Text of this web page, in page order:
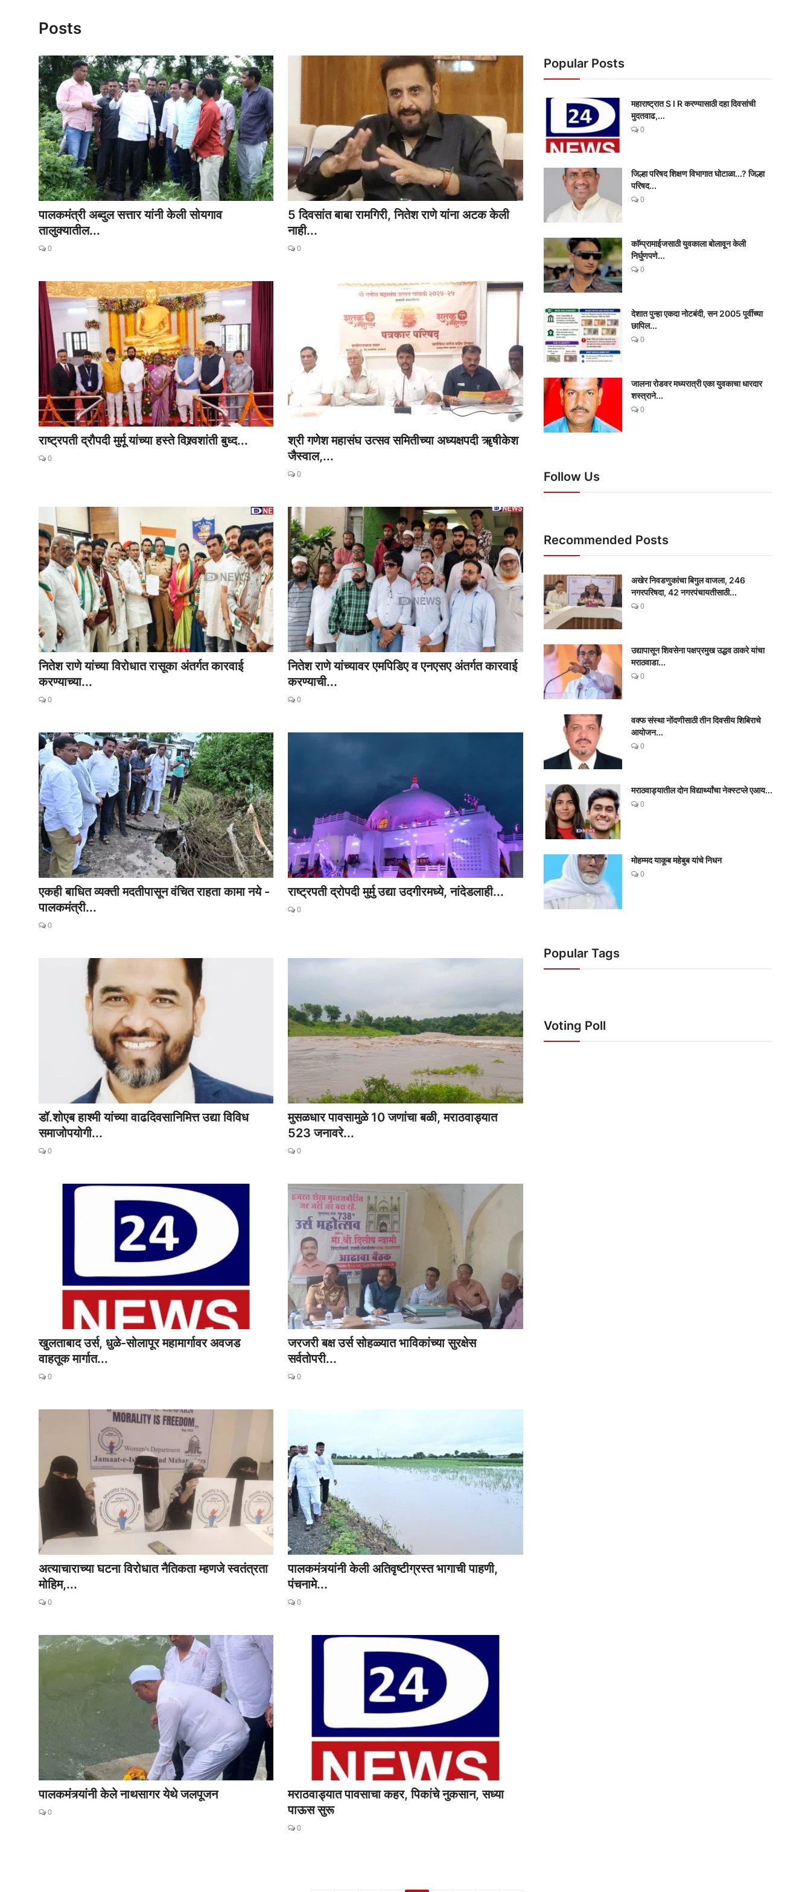
सामाजिक
Posts
पालकमंत्री अब्दुल सत्तार यांनी केली सोयगाव
तालुक्यातील...
0
5 दिवसांत बाबा रामगिरी, नितेश राणे यांना अटक केली
नाही...
0
राष्ट्रपती द्रौपदी मुर्मू यांच्या हस्ते विश्र्वशांती बुध्द...
0
श्री गणेश महासंघ उत्सव समितीच्या अध्यक्षपदी ॠषीकेश
जैस्वाल,...
0
नितेश राणे यांच्या विरोधात रासूका अंतर्गत कारवाई
करण्याच्या...
0
नितेश राणे यांच्यावर एमपिडिए व एनएसए अंतर्गत कारवाई
करण्याची...
0
एकही बाधित व्यक्ती मदतीपासून वंचित राहता कामा नये -
पालकमंत्री...
0
राष्ट्रपती द्रोपदी मुर्मु उद्या उदगीरमध्ये, नांदेडलाही...
0
डॉ.शोएब हाश्मी यांच्या वाढदिवसानिमित्त उद्या विविध
समाजोपयोगी...
0
मुसळधार पावसामुळे 10 जणांचा बळी, मराठवाड्यात
523 जनावरे...
0
खुलताबाद उर्स, धुळे-सोलापूर महामार्गावर अवजड
वाहतूक मार्गात...
0
जरजरी बक्ष उर्स सोहळ्यात भाविकांच्या सुरक्षेस
सर्वतोपरी...
0
अत्याचाराच्या घटना विरोधात नैतिकता म्हणजे स्वतंत्रता
मोहिम,...
0
पालकमंत्र्यांनी केली अतिवृष्टीग्रस्त भागाची पाहणी,
पंचनामे...
0
पालकमंत्र्यांनी केले नाथसागर येथे जलपूजन
0
मराठवाड्यात पावसाचा कहर, पिकांचे नुकसान, सध्या
पाऊस सुरू
0
Popular Posts
महाराष्ट्रात S I R करण्यासाठी दहा दिवसांची
मुदतवाढ,...
0
जिल्हा परिषद शिक्षण विभागात घोटाळा...? जिल्हा
परिषद...
0
काॅम्प्रामाईजसाठी युवकाला बोलावून केली
निर्घुणपणे...
0
देशात पुन्हा एकदा नोटबंदी, सन 2005 पूर्वीच्या
छापिल...
0
जालना रोडवर मध्यरात्री एका युवकाचा धारदार
शस्त्राने...
0
Follow Us
Recommended Posts
अखेर निवडणुकांचा बिगुल वाजला, 246
नगरपरिषदा, 42 नगरपंचायतीसाठी...
0
उद्यापासून शिवसेना पक्षप्रमुख उद्धव ठाकरे यांचा
मराठवाडा...
0
वक्फ संस्था नोंदणीसाठी तीन दिवसीय शिबिराचे
आयोजन...
0
मराठवाड्यातील दोन विद्यार्थ्यांचा नेक्स्टप्ले एआय...
0
मोहम्मद याकूब महेबुब यांचे निधन
0
Popular Tags
Voting Poll